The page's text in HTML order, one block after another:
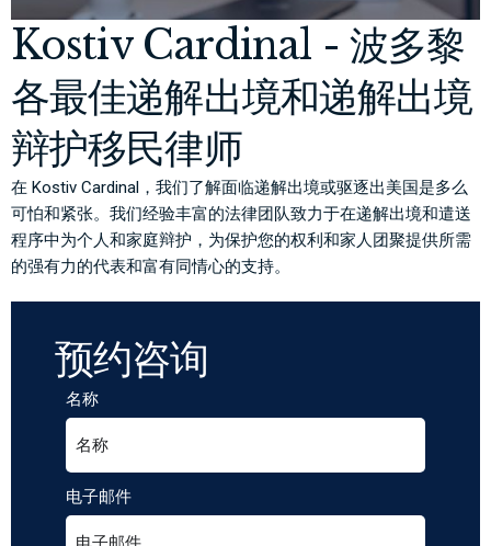
Kostiv Cardinal - 波多黎
各最佳递解出境和递解出境
辩护移民律师
在 Kostiv Cardinal，我们了解面临递解出境或驱逐出美国是多么
可怕和紧张。我们经验丰富的法律团队致力于在递解出境和遣送
程序中为个人和家庭辩护，为保护您的权利和家人团聚提供所需
的强有力的代表和富有同情心的支持。
预约咨询
名称
电子邮件